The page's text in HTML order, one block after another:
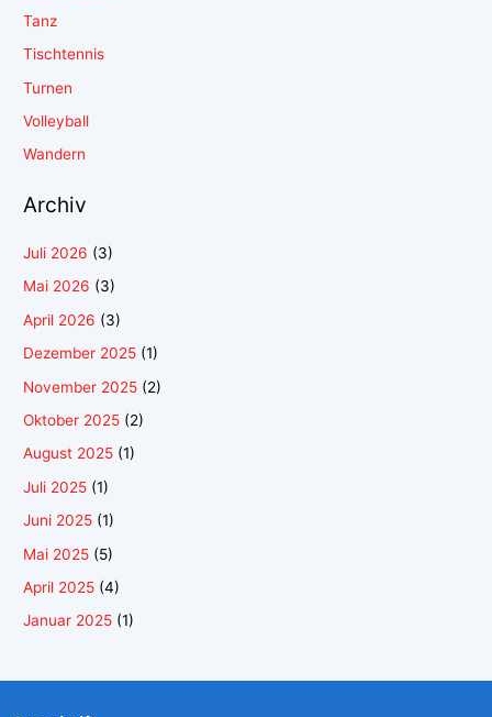
Tanz
Tischtennis
Turnen
Volleyball
Wandern
Archiv
Juli 2026 (3)
Mai 2026 (3)
April 2026 (3)
Dezember 2025 (1)
November 2025 (2)
Oktober 2025 (2)
August 2025 (1)
Juli 2025 (1)
Juni 2025 (1)
Mai 2025 (5)
April 2025 (4)
Januar 2025 (1)